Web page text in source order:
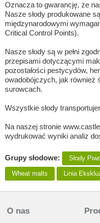
Oznacza to gwarancję, że
Nasze słody produkowane
międzynarodowymi
Critical Control Points).
Nasze słody są w pełni
przepisami dotyczącymi
pozostałości pestycydów,
owadobójczych, jak również
surowcach.
Wszystkie słody
Na naszej stronie
wydrukować wyniki analiz
Grupy słodowe: Słody
Wheat malts Linia
O nas